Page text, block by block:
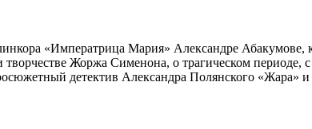
«Императрица Мария» Александре
Жоржа Сименона, о трагическом
детектив Александра Полянского «Жара» и